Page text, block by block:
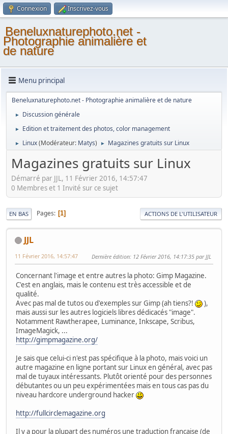
Connexion Inscrivez-vous
Beneluxnaturephoto.net -
Photographie animalière et
de nature
Menu principal
Beneluxnaturephoto.net - Photographie animalière et de nature
► Discussion générale
► Edition et traitement des photos, color management
► Linux(Modérateur: Matys) ► Magazines gratuits sur Linux
Magazines gratuits sur Linux
Démarré par JJL, 11 Février 2016, 14:57:47
0 Membres et 1 Invité sur ce sujet
EN BAS Pages 1 ACTIONS DE L'UTILISATEUR
JJL
11 Février 2016, 14:57:47 Dernière édition: 12 Février 2016, 14:17:35 par JJL
Concernant l'image et entre autres la photo: Gimp Magazine.
C'est en anglais, mais le contenu est très accessible et de
qualité.
Avec pas mal de tutos ou d'exemples sur Gimp (ah tiens?!
),
mais aussi sur les autres logiciels libres dédicacés "image".
Notamment Rawtherapee, Luminance, Inkscape, Scribus,
ImageMagick, ...
http://gimpmagazine.org/
Je sais que celui-ci n'est pas spécifique à la photo, mais voici un
autre magazine en ligne portant sur Linux en général, avec pas
mal de tuyaux intéressants. Plutôt orienté pour des personnes
débutantes ou un peu expérimentées mais en tous cas pas du
niveau hardcore underground hacker
http://fullcirclemagazine.org
Il y a pour la plupart des numéros une traduction française (de